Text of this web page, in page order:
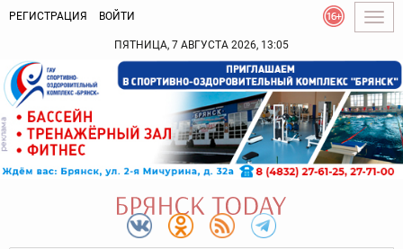
РЕГИСТРАЦИЯ ВОЙТИ
ПЯТНИЦА, 7 АВГУСТА 2026, 13:05